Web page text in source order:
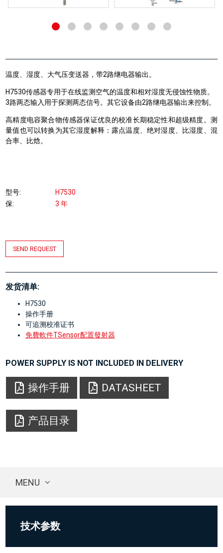
温度、湿度、大气压变送器，带2路继电器输出。
H7530传感器专用于在线监测空气的温度和相对湿度无侵蚀性物质。
3路两态输入用于探测两态信号。其它设备由2路继电器输出来控制。
高精度电容聚合物传感器保证优良的校准长期稳定性和超级精度。测
量值也可以转换为其它湿度解释：露点温度、绝对湿度、比湿度、混
合率、比焓。
型号
H7530
保
3 年
SEND REQUEST
发货清单:
H7530
操作手册
可追溯校准证书
免費軟件TSensor配置發射器
POWER SUPPLY IS NOT INCLUDED IN DELIVERY
操作手册 DATASHEET
产品目录
MENU
技术参数